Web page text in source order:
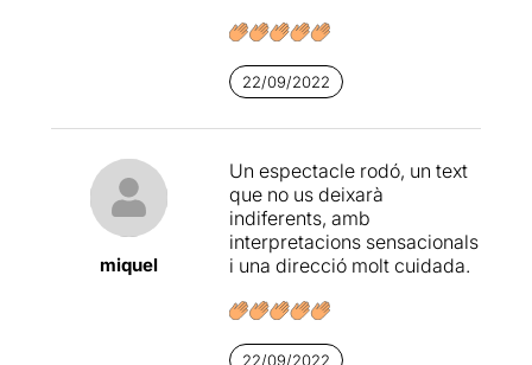
22/09/2022
miquel
Un espectacle rodó, un text
que no us deixarà
indiferents, amb
interpretacions sensacionals
i una direcció molt cuidada.
22/09/2022